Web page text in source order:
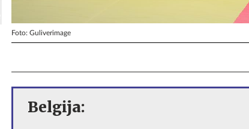
Foto: Guliverimage
Belgija: